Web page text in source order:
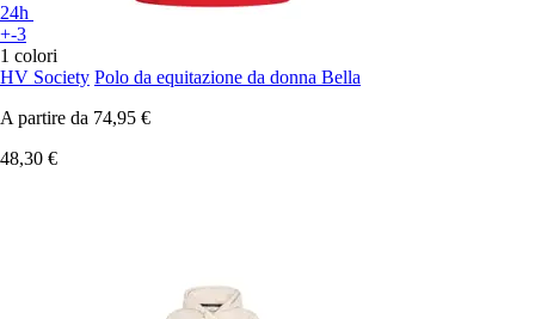
24h
+-3
1 colori
HV Society Polo da equitazione da donna Bella
A partire da 74,95 €
48,30 €